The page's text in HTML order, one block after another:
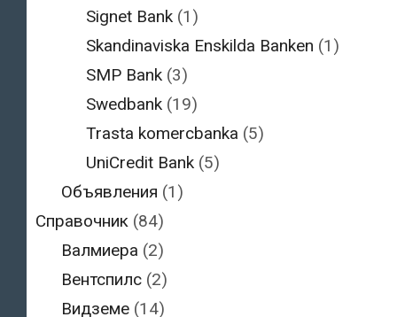
Signet Bank (1)
Skandinaviska Enskilda Banken (1)
SMP Bank (3)
Swedbank (19)
Trasta komercbanka (5)
UniCredit Bank (5)
Объявления (1)
Справочник (84)
Валмиера (2)
Вентспилс(2)
Видземе(14)